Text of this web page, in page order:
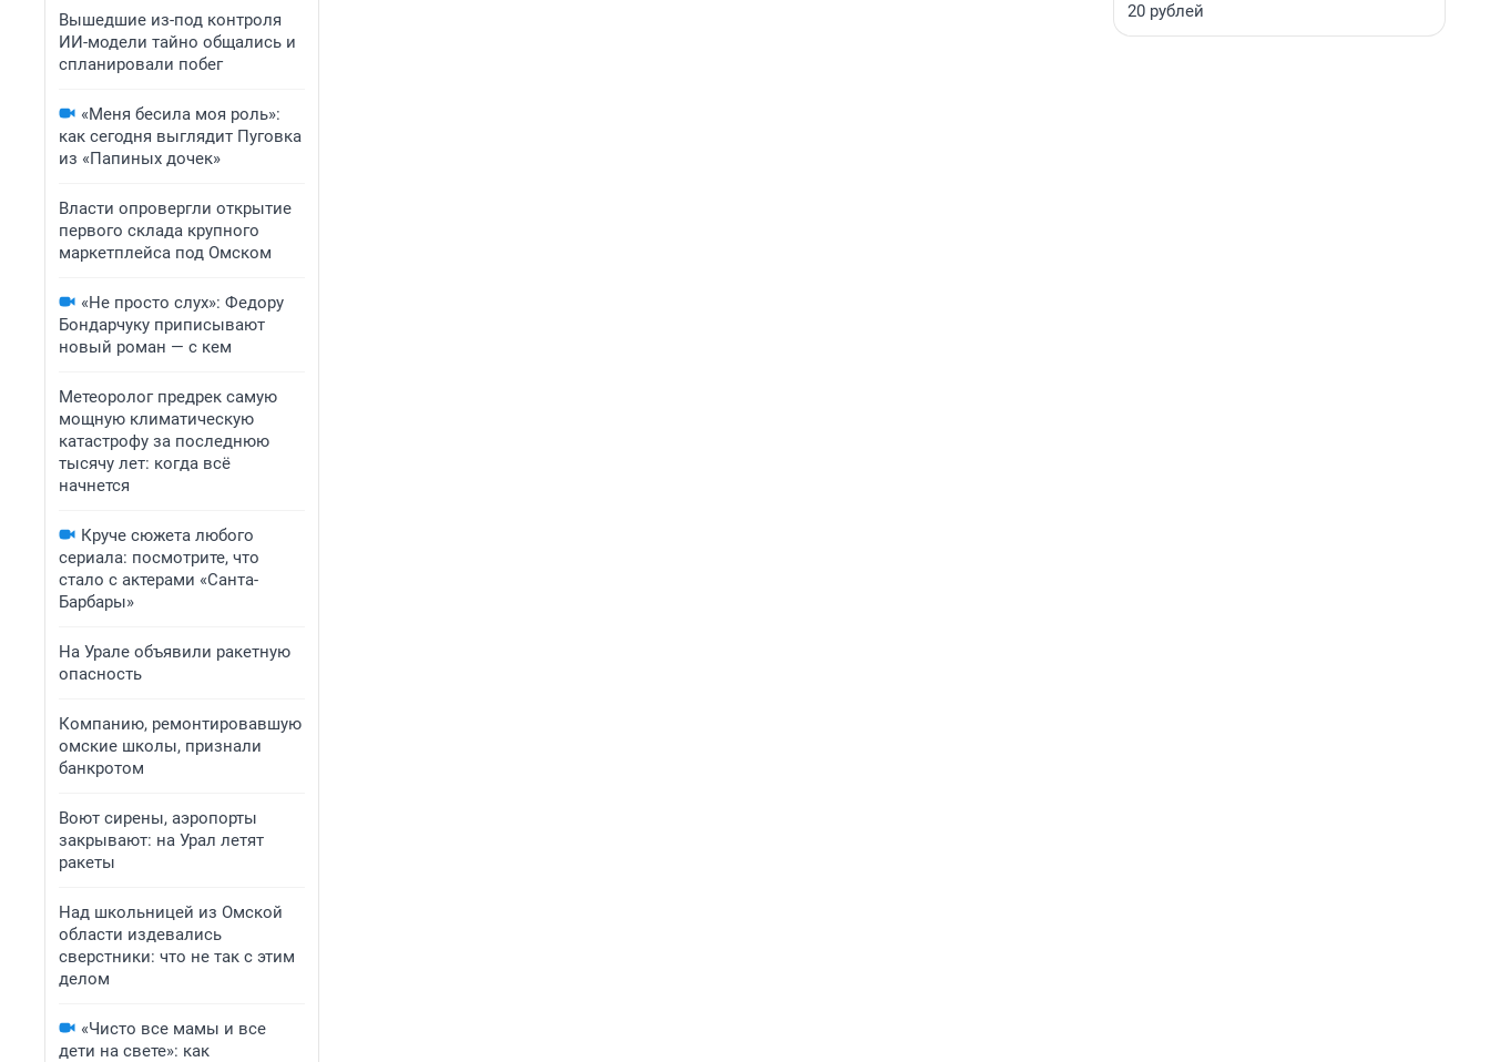
Вышедшие из-под контроля
ИИ-модели тайно общались и
спланировали побег
«Меня бесила моя роль»:
как сегодня выглядит Пуговка
из «Папиных дочек»
Власти опровергли открытие
первого склада крупного
маркетплейса под Омском
«Не просто слух»: Федору
Бондарчуку приписывают
новый роман — с кем
Метеоролог предрек самую
мощную климатическую
катастрофу за последнюю
тысячу лет: когда всё
начнется
Круче сюжета любого
сериала: посмотрите, что
стало с актерами «Санта-
Барбары»
На Урале объявили ракетную
опасность
Компанию, ремонтировавшую
омские школы, признали
банкротом
Воют сирены, аэропорты
закрывают: на Урал летят
ракеты
Над школьницей из Омской
области издевались
сверстники: что не так с этим
делом
«Чисто все мамы и все
дети на свете»: как
20 рублей